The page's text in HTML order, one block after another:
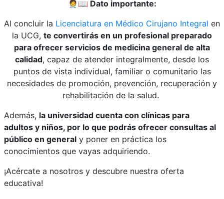
🧑‍⚕️📖 Dato importante:
Al concluir la Licenciatura en Médico Cirujano Integral en
la UCG, te convertirás en un profesional preparado
para ofrecer servicios de medicina general de alta
calidad, capaz de atender integralmente, desde los
puntos de vista individual, familiar o comunitario las
necesidades de promoción, prevención, recuperación y
rehabilitación de la salud.
Además, la universidad cuenta con clínicas para
adultos y niños, por lo que podrás ofrecer consultas al
público en general y poner en práctica los
conocimientos que vayas adquiriendo.
¡Acércate a nosotros y descubre nuestra oferta
educativa!